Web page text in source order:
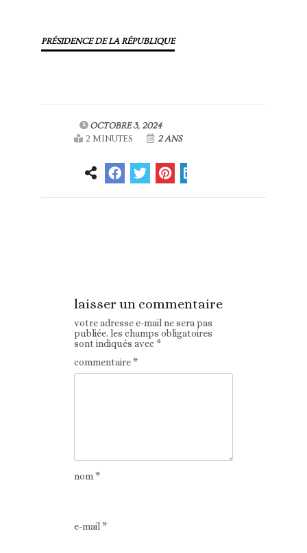
PRÉSIDENCE DE LA RÉPUBLIQUE
OCTOBRE 3, 2024
2 MINUTES
2 ANS
laisser un commentaire
votre adresse e-mail ne sera pas
publiée. les champs obligatoires
sont indiqués avec*
commentaire*
nom*
e-mail*